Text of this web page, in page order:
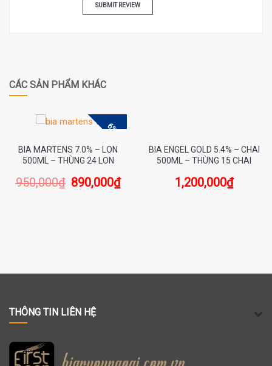
CÁC SẢN PHẨM KHÁC
6%
BIA MARTENS 7.0% – LON
500ML – THÙNG 24 LON
950,000₫ 890,000₫
BIA ENGEL GOLD 5.4% – CHAI
500ML – THÙNG 15 CHAI
1,200,000₫
THÔNG TIN LIÊN HỆ